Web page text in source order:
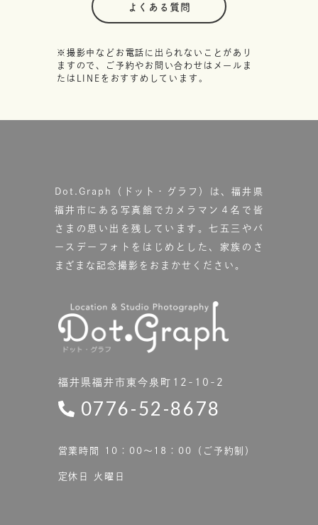
よくある質問
※撮影中などお電話に出られないことがあり
ますので、ご予約やお問い合わせはメールま
たはLINEをおすすめしています。
Dot.Graph（ドット・グラフ）は、福井県
福井市にある写真館で カメラマン４名で皆
さまの思い出を残しています。七五三やバ
ースデーフォトをはじめとした、家族のさ
まざまな記念撮影をおまかせください。
福井県福井市東今泉町12-10-2
0776-52-8678
営業時間 10：00〜18：00（ご予約制）
定休日 火曜日